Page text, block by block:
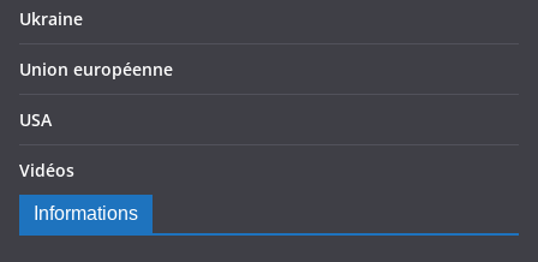
Ukraine
Union européenne
USA
Vidéos
Informations